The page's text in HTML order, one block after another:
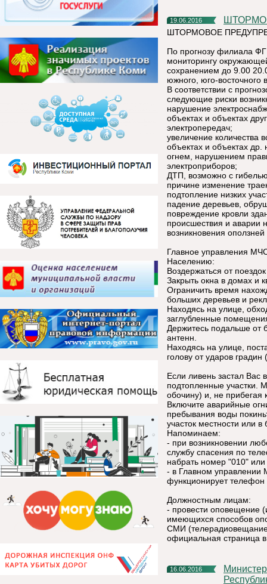
19.06.2016
ШТОРМОВОЕ
По прогнозу филиала
мониторингу
сохранением до 9.00
южного, юго-
В соответствии с
следующие риски
нарушение
объектах и объектах
электропередач;
увеличение количества
объектах и объектах
огнем, нарушением
электроприборов;
ДТП, возможно с
причине изменение
подтопление низких
падение деревьев,
повреждение кровли
происшествия и аварии
возникновения оползней
Главное управления
Населению:
Воздержаться от
Закрыть окна в домах и
Ограничить время
больших деревьев и
Находясь на улице,
заглубленные
Держитесь подальше от
антенн.
Находясь на улице,
голову от ударов
Если ливень застал Вас
подтопленные участки.
обочину) и, не прибегая
Включите аварийные
пребывания воды
участок местности или
Напоминаем:
- при возникновении
службу спасения по
набрать номер "010"
- в Главном управлении
функционирует
Должностным лицам:
- провести оповещение
имеющихся способов
СМИ
официальная страница
16.06.2016
Министерство промышленности, транспорта и энергетики